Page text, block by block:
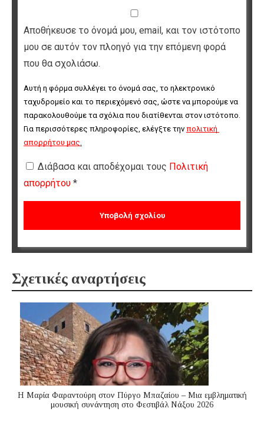
Αποθήκευσε το όνομά μου, email, και τον ιστότοπο
μου σε αυτόν τον πλοηγό για την επόμενη φορά
που θα σχολιάσω.
Αυτή η φόρμα συλλέγει το όνομά σας, το ηλεκτρονικό
ταχυδρομείο και το περιεχόμενό σας, ώστε να μπορούμε να
παρακολουθούμε τα σχόλια που διατίθενται στον ιστότοπο.
Για περισσότερες πληροφορίες, ελέγξτε την πολιτική
απορρήτου μας
Διάβασα και αποδέχομαι τους Πολιτική
απορρήτου *
Σχετικές αναρτήσεις
Η Μαρία Φαραντούρη στον Πύργο Μπαζαίου – Μια εμβληματική
μουσική συνάντηση στο Φεστιβάλ Νάξου 2026